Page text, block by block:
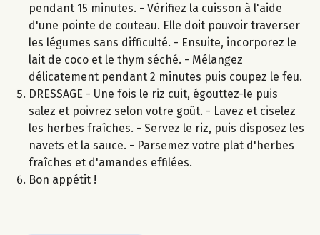
pendant 15 minutes. - Vérifiez la cuisson à l'aide
d'une pointe de couteau. Elle doit pouvoir traverser
les légumes sans difficulté. - Ensuite, incorporez le
lait de coco et le thym séché. - Mélangez
délicatement pendant 2 minutes puis coupez le feu.
DRESSAGE - Une fois le riz cuit, égouttez-le puis
salez et poivrez selon votre goût. - Lavez et ciselez
les herbes fraîches. - Servez le riz, puis disposez les
navets et la sauce. - Parsemez votre plat d'herbes
fraîches et d'amandes effilées.
Bon appétit !